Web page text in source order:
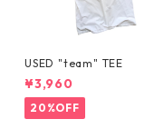
USED "team" TEE
¥3,960
20%OFF